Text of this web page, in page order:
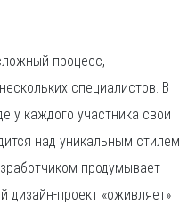
процесс,
специалистов. В
у каждого участника свои
над уникальным стилем
продумывает
дизайн-проект «оживляет»